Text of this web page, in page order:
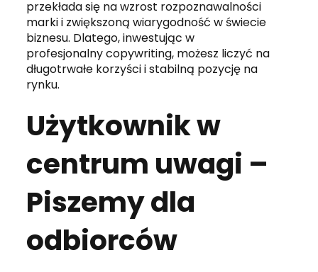
przekłada się na wzrost rozpoznawalności
marki i zwiększoną wiarygodność w świecie
biznesu. Dlatego, inwestując w
profesjonalny copywriting, możesz liczyć na
długotrwałe korzyści i stabilną pozycję na
rynku.
Użytkownik w
centrum uwagi –
Piszemy dla
odbiorców